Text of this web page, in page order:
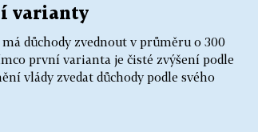
varianty
důchody zvednout v průměru o 300
první varianta je čisté zvýšení podle
vlády zvedat důchody podle svého